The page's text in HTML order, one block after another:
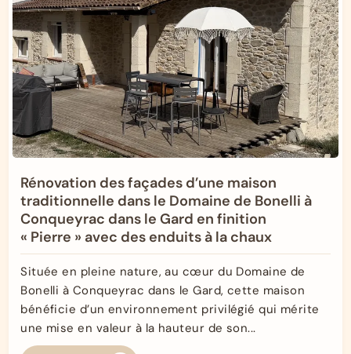
Rénovation des façades d’une maison
traditionnelle dans le Domaine de Bonelli à
Conqueyrac dans le Gard en finition
« Pierre » avec des enduits à la chaux
Située en pleine nature, au cœur du Domaine de
Bonelli à Conqueyrac dans le Gard, cette maison
bénéficie d’un environnement privilégié qui mérite
une mise en valeur à la hauteur de son...